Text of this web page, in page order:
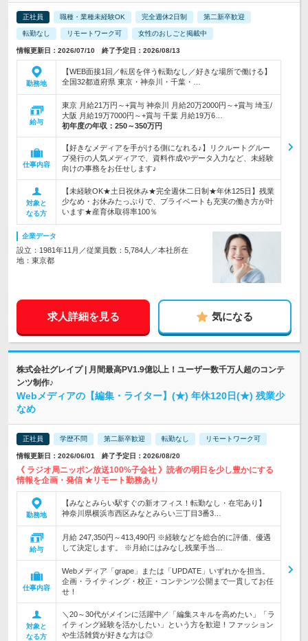
正社員 職種・業種未経験OK 完全週休2日制 第二新卒歓迎
転勤なし リモートワーク可 女性のおしごと掲載中
情報更新日：2026/07/10 終了予定日：2026/08/13
勤務地
【WEB面接1回／転居を伴う転勤なし／好きな場所で働ける】
全国32都道府県 東京・神奈川・千葉・…
給与
東京 月給21万円～+賞与 神奈川 月給20万2000円～+賞与 埼玉/
大阪 月給19万7000円～+賞与 千葉 月給19万6…
初年度の年収： 250～350万円
仕事内容
【好きなメディアを手がける側になれる♪】リクルートグルー
プ発行の人気メディアで、資料作成やデータ入力など、未経験
向けの事務をお任せします♪
対象と
なる方
【未経験OK★土日祝休み★完全週休二日制★年休125日】残業
少なめ・お休みたっぷりで、プライベートも充実の働き方が叶
います★産育休取得率100％
企業データ
設立：1981年11月／従業員数：5,784人／本社所在
地：東京都
求人詳細を見る 気になる
株式会社グレイプ | 月間最高PV1.9億以上！ユーザー数千万人超のコンテ
ンツ制作♪
Webメディアの【編集・ライター】(★) 年休120日(★) 残業少
なめ
正社員 学歴不問 第二新卒歓迎 転勤なし リモートワーク可
情報更新日：2026/06/01 終了予定日：2026/08/20
《 ラジオ局ニッポン放送100%子会社 》読者の明日を少し豊かにする
情報を企画・発信 ★リモート勤務あり
勤務地
【みなとみらい駅すぐの新オフィス！転勤なし・在宅あり】
神奈川県横浜市西区みなとみらい三丁目3番3…
給与
月給 247,350円～413,490円 ※経験などを総合的に評価、優遇
して決定します。 ※月給にはみなし残業手当…
仕事内容
Webメディア「grape」または「UPDATE」いずれかを担当。
企画・ライティング・校正・コンテンツ公開まで一貫してお任
せ！
対象と
なる方
＼20～30代がメインに活躍中／「編集スキルを高めたい」「ラ
イティング経験を活かしたい」という方を歓迎！ファッション
や生活雑貨が好きな方は◎